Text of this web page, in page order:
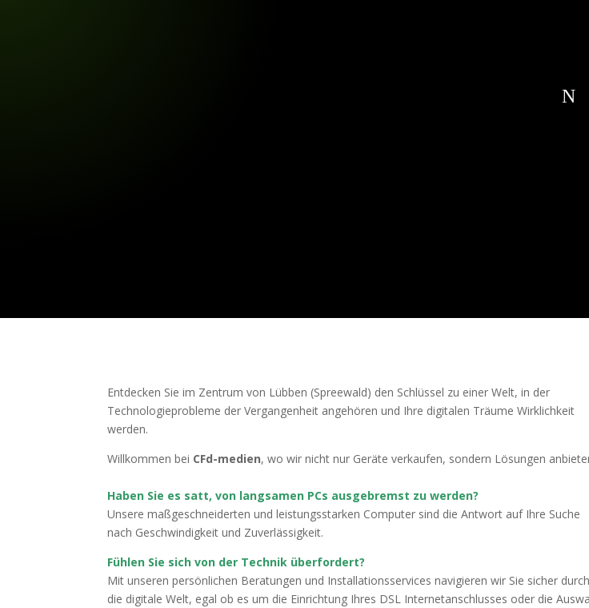
N
Entdecken Sie im Zentrum von Lübben (Spreewald) den Schlüssel zu einer Welt, in der
Technologieprobleme der Vergangenheit angehören und Ihre digitalen Träume Wirklichkeit
werden.
Willkommen bei CFd-medien, wo wir nicht nur Geräte verkaufen, sondern Lösungen
Haben Sie es satt, von langsamen PCs ausgebremst zu werden?
Unsere maßgeschneiderten und leistungsstarken Computer sind die Antwort auf Ihre Suche
nach Geschwindigkeit und Zuverlässigkeit.
Fühlen Sie sich von der Technik überfordert?
Mit unseren persönlichen Beratungen und Installationsservices navigieren wir Sie sicher durch
die digitale Welt, egal ob es um die Einrichtung Ihres DSL Internetanschlusses oder die